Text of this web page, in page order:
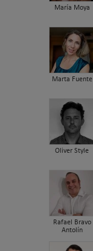
María Moya
Marta Fuente
Oliver Style
Rafael Bravo
Antolín